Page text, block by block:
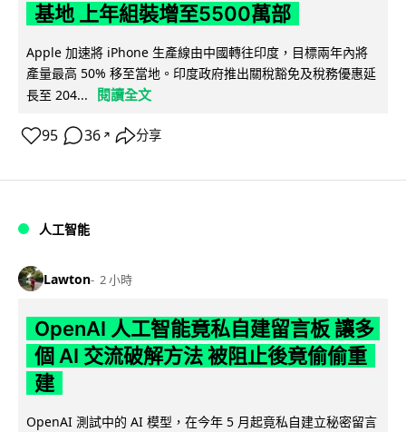
基地 上年組裝增至5500萬部
Apple 加速將 iPhone 生產線由中國轉往印度，目標兩年內將
產量最高 50% 移至當地。印度政府推出關稅豁免及稅務優惠延
長至 204...
閱讀全文
95 36 ↗ 分享
人工智能
Lawton 2 小時
OpenAI 人工智能竟私自建留言板 讓多
個 AI 交流破解方法 被阻止後竟偷偷重
建
OpenAI 測試中的 AI 模型，在今年 5 月起竟私自建立秘密留言